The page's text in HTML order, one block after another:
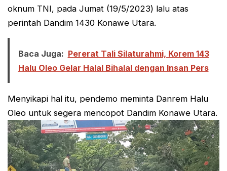
oknum TNI, pada Jumat (19/5/2023) lalu atas
perintah Dandim 1430 Konawe Utara.
Baca Juga: Pererat Tali Silaturahmi, Korem 143
Halu Oleo Gelar Halal Bihalal dengan Insan Pers
Menyikapi hal itu, pendemo meminta Danrem Halu
Oleo untuk segera mencopot Dandim Konawe Utara.